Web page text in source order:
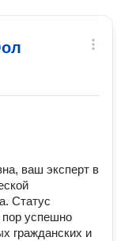
ваш эксперт в
Статус
пор успешно
гражданских и